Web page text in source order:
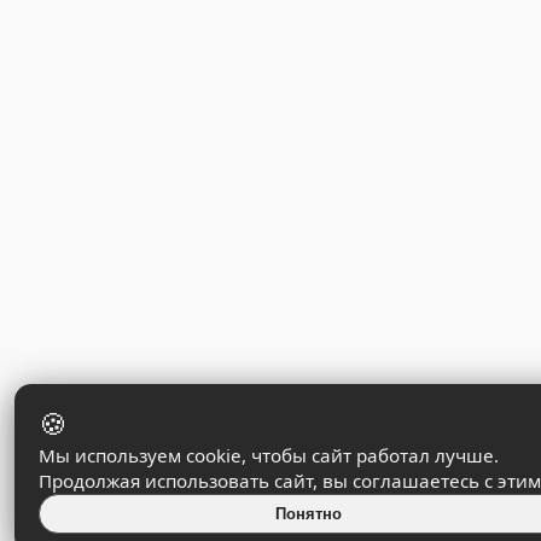
🍪
Мы используем cookie, чтобы сайт работал лучше.
Продолжая использовать сайт, вы соглашаетесь с
Понятно